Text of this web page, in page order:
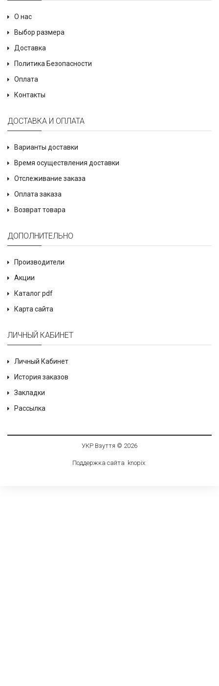
О нас
Выбор размера
Доставка
Политика Безопасности
Оплата
Контакты
ДОСТАВКА И ОПЛАТА
Варианты доставки
Время осуществления доставки
Отслеживание заказа
Оплата заказа
Возврат товара
ДОПОЛНИТЕЛЬНО
Производители
Акции
Каталог pdf
Карта сайта
ЛИЧНЫЙ КАБИНЕТ
Личный Кабинет
История заказов
Закладки
Рассылка
УКР Взуття © 2026
Поддержка сайта knopix